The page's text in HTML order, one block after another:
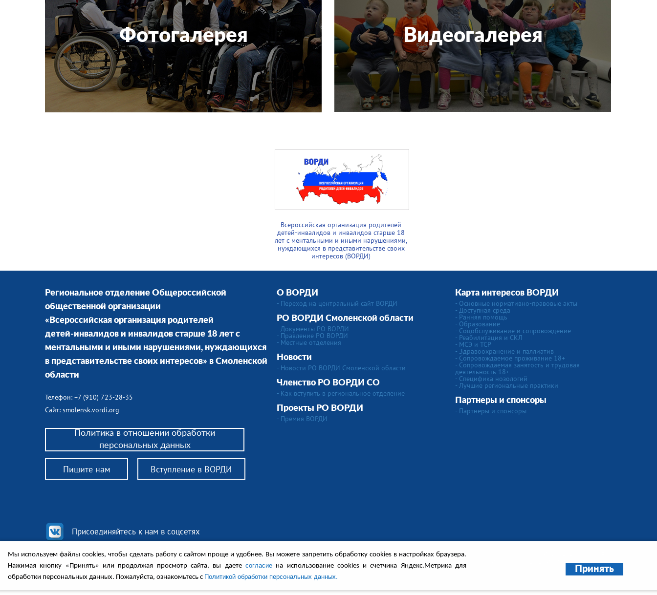
Фотогалерея Видеогалерея
Всероссийская организация родителей
детей-инвалидов и инвалидов старше 18
лет с ментальными и иными нарушениями,
нуждающихся в представительстве своих
интересов (ВОРДИ)
Региональное отделение Общероссийской
общественной организации
«Всероссийская организация родителей
детей-инвалидов и инвалидов старше 18 лет с
ментальными и иными нарушениями, нуждающихся
в представительстве своих интересов» в Смоленской
области
Телефон: +7 (910) 723-28-35
Сайт: smolensk.vordi.org
Пишите нам Вступление в ВОРДИ
законным представителям инвалидов 18+, нуждающихся в сопровождении.
Законодательство, поддержка, консультации, общественные обсуждения и другие материалы.
CMS Smart Engine v.4
О ВОРДИ
- Переход на центральный сайт ВОРДИ
РО ВОРДИ Смоленской области
- Документы РО ВОРДИ
- Правление РО ВОРДИ
- Местные отделения
Новости
- Новости РО ВОРДИ Смоленской области
Членство РО ВОРДИ СО
- Как вступить в региональное отделение
Проекты РО ВОРДИ
- Премия ВОРДИ
Карта интересов ВОРДИ
- Основные нормативно-правовые акты
- Доступная среда
- Ранняя помощь
- Образование
- Соцобслуживание и сопровождение
- Реабилитация и СКЛ
- МСЭ и ТСР
- Здравоохранение и паллиатив
- Сопровождаемое проживание 18+
- Сопровождаемая занятость и трудовая
деятельность 18+
- Специфика нозологий
- Лучшие региональные практики
Партнеры и спонсоры
- Партнеры и спонсоры
Присоединяйтесь к нам в соцсетях
Политика в отношении обработки
персональных данных
Мы используем файлы cookies, чтобы сделать работу с сайтом проще и удобнее. Вы можете запретить обработку сookies в настройках браузера.
Нажимая кнопку «Принять» или продолжая просмотр сайта, вы даете согласиена использование cookies и счетчика Яндекс.Метрика для
обработки персональных данных. Пожалуйста, ознакомьтесь с Политикой обработки персональных данных.
Принять